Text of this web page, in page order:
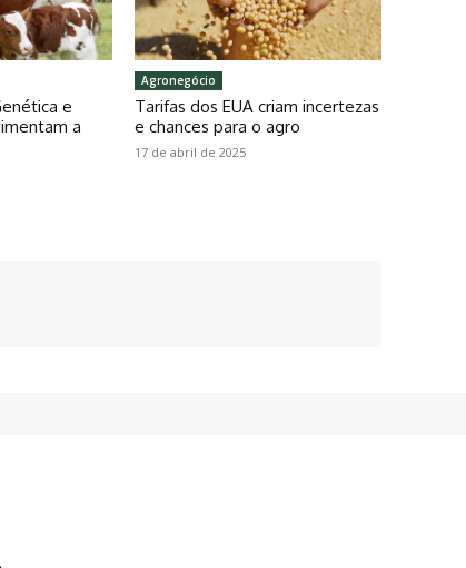
e
a
Agronegócio
Tarifas dos EUA criam incertezas
e chances para o agro
17 de abril de 2025